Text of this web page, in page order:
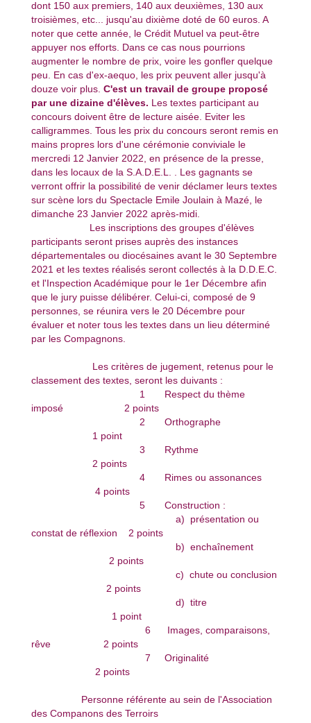
dont 150 aux premiers, 140 aux deuxièmes, 130 aux
troisièmes, etc... jusqu'au dixième doté de 60 euros. A
noter que cette année, le Crédit Mutuel va peut-être
appuyer nos efforts. Dans ce cas nous pourrions
augmenter le nombre de prix, voire les gonfler quelque
peu. En cas d'ex-aequo, les prix peuvent aller jusqu'à
douze voir plus. C'est un travail de groupe proposé
par une dizaine d'élèves. Les textes participant au
concours doivent être de lecture aisée. Eviter les
calligrammes. Tous les prix du concours seront remis en
mains propres lors d'une cérémonie conviviale le
mercredi 12 Janvier 2022, en présence de la presse,
dans les locaux de la S.A.D.E.L. . Les gagnants se
verront offrir la possibilité de venir déclamer leurs textes
sur scène lors du Spectacle Emile Joulain à Mazé, le
dimanche 23 Janvier 2022 après-midi.
Les inscriptions des groupes d'élèves
participants seront prises auprès des instances
départementales ou diocésaines avant le 30 Septembre
2021 et les textes réalisés seront collectés à la D.D.E.C.
et l'Inspection Académique pour le 1er Décembre afin
que le jury puisse délibérer. Celui-ci, composé de 9
personnes, se réunira vers le 20 Décembre pour
évaluer et noter tous les textes dans un lieu déterminé
par les Compagnons.
Les critères de jugement, retenus pour le
classement des textes, seront les duivants :
1 Respect du thème
imposé 2 points
2 Orthographe
1 point
3 Rythme
2 points
4 Rimes ou assonances
4 points
5 Construction :
a) présentation ou
constat de réflexion 2 points
b) enchaînement
2 points
c) chute ou conclusion
2 points
d) titre
1 point
6 Images, comparaisons,
rêve 2 points
7 Originalité
2 points
Personne référente au sein de l'Association
des Companons des Terroirs